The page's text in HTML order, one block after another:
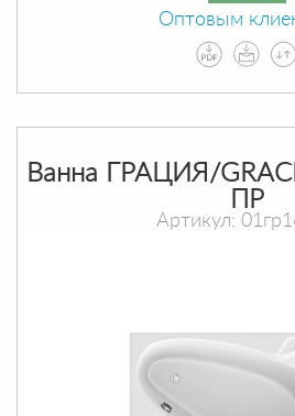
Оптовым
Ванна ГРАЦИЯ/
ПР
Артикул: